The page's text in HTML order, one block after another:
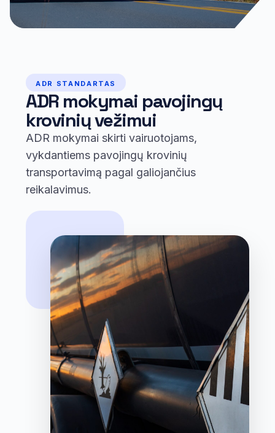
ADR STANDARTAS
ADR mokymai pavojingų
krovinių vežimui
ADR mokymai skirti vairuotojams,
vykdantiems pavojingų krovinių
transportavimą pagal galiojančius
reikalavimus.